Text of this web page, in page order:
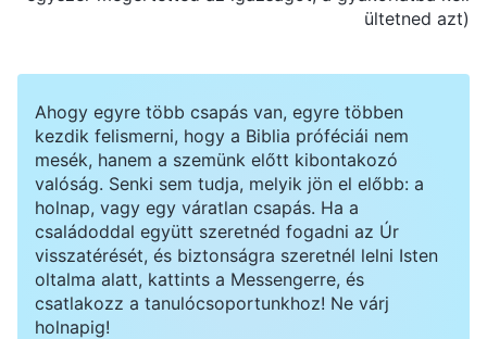
ültetned azt)
Ahogy egyre több csapás van, egyre többen
kezdik felismerni, hogy a Biblia próféciái nem
mesék, hanem a szemünk előtt kibontakozó
valóság. Senki sem tudja, melyik jön el előbb: a
holnap, vagy egy váratlan csapás. Ha a
családoddal együtt szeretnéd fogadni az Úr
visszatérését, és biztonságra szeretnél lelni Isten
oltalma alatt, kattints a Messengerre, és
csatlakozz a tanulócsoportunkhoz! Ne várj
holnapig!